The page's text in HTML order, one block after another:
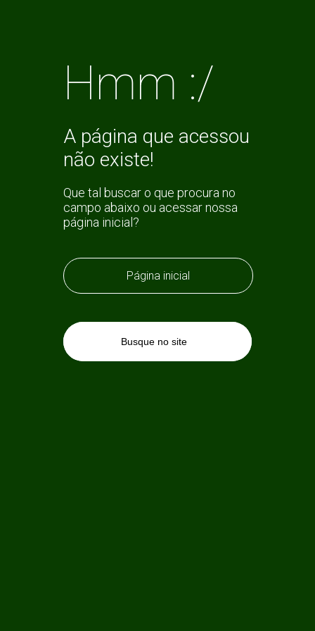
Hmm :/
A página que acessou
não existe!
Que tal buscar o que procura no
campo abaixo ou acessar nossa
página inicial?
Página inicial